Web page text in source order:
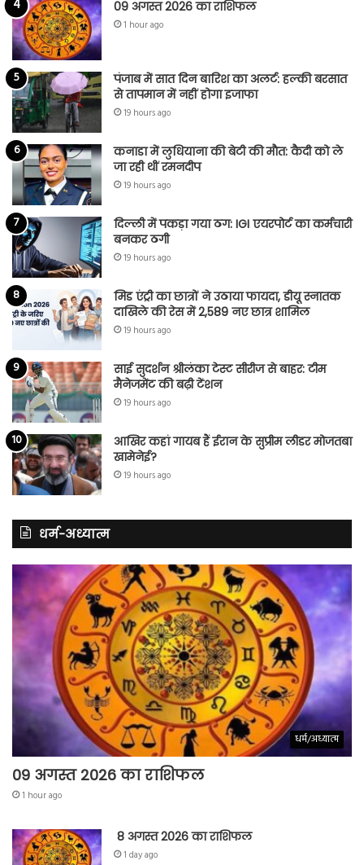
09 अगस्त 2026 का राशिफल
1 hour ago
पंजाब में सात दिन बारिश का अलर्ट: हल्की बरसात
से तापमान में नहीं होगा इजाफा
19 hours ago
कनाडा में लुधियाना की बेटी की माैत: कैदी को ले
जा रही थीं रमनदीप
19 hours ago
दिल्ली में पकड़ा गया ठग: IGI एयरपोर्ट का कर्मचारी
बनकर ठगी
19 hours ago
मिड एंट्री का छात्रों ने उठाया फायदा, डीयू स्नातक
दाखिले की रेस में 2,589 नए छात्र शामिल
19 hours ago
साई सुदर्शन श्रीलंका टेस्ट सीरीज से बाहर: टीम
मैनेजमेंट की बढ़ी टेंशन
19 hours ago
आखिर कहां गायब हैं ईरान के सुप्रीम लीडर मोजतबा
खामेनेई?
19 hours ago
धर्म-अध्यात्म
धर्म/अध्यात्म
09 अगस्त 2026 का राशिफल
1 hour ago
8 अगस्त 2026 का राशिफल
1 day ago